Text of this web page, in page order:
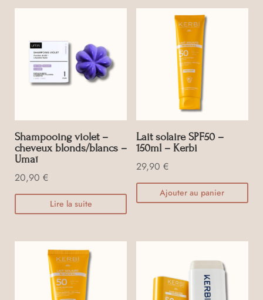
Shampooing violet –
cheveux blonds/blancs –
Umaï
20,90 €
Lire la suite
Lait solaire SPF50 –
150ml – Kerbi
29,90 €
Ajouter au panier